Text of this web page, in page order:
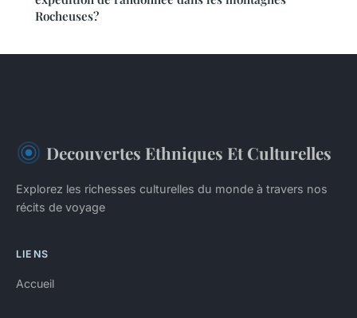
Rocheuses?
Decouvertes Ethniques Et Culturelles
Explorez les richesses culturelles du monde à travers nos
récits de voyage
LIENS
Accueil